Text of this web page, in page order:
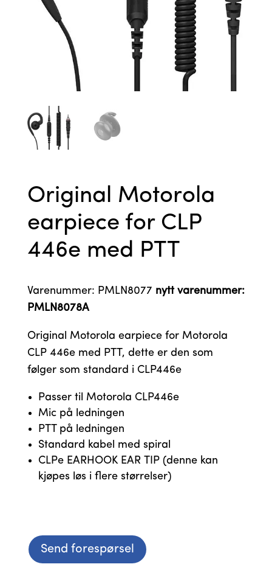
Original Motorola
earpiece for CLP
446e med PTT
Varenummer: PMLN8077 nytt varenummer:
PMLN8078A
Original Motorola earpiece for Motorola
CLP 446e med PTT, dette er den som
følger som standard i CLP446e
Passer til Motorola CLP446e
Mic på ledningen
PTT på ledningen
Standard kabel med spiral
CLPe EARHOOK EAR TIP (denne kan
kjøpes løs i flere størrelser)
Send forespørsel